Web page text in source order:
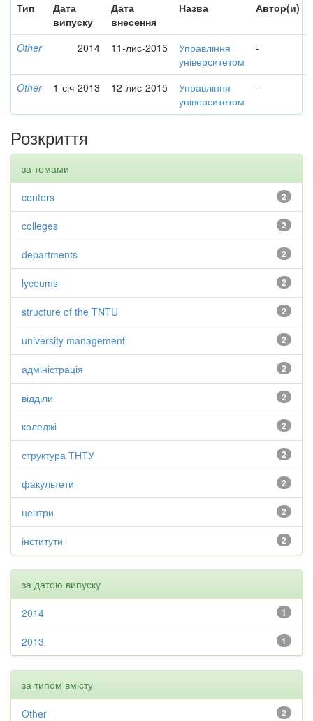
Тип
Дата
випуску
Дата
внесення
Назва Автор(и)
Other 2014 11-лис-2015
Управління
університетом
-
Other 1-січ-2013 12-лис-2015
Управління
університетом
-
Розкриття
за темами
2
centers
2
colleges
2
departments
2
lyceums
2
structure of the TNTU
2
university management
2
адміністрація
2
відділи
2
коледжі
2
структура ТНТУ
2
факультети
2
центри
2
інститути
за датою випуску
1
2014
1
2013
за типом вмісту
2
Other